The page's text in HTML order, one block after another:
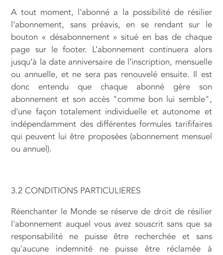
A tout moment, l'abonné a la possibilité de résilier
l’abonnement, sans préavis, en se rendant sur le
bouton « désabonnement » situé en bas de chaque
page sur le footer. L’abonnement continuera alors
jusqu’à la date anniversaire de l’inscription, mensuelle
ou annuelle, et ne sera pas renouvelé ensuite. Il est
donc entendu que chaque abonné gère son
abonnement et son accès "comme bon lui semble",
d'une façon totalement individuelle et autonome et
indépendamment des différentes formules tarififaires
qui peuvent lui être proposées (abonnement mensuel
ou annuel).
3.2 CONDITIONS PARTICULIERES
Réenchanter le Monde se réserve de droit de résilier
l'abonnement auquel vous avez souscrit sans que sa
responsabilité ne puisse être recherchée et sans
qu'aucune indemnité ne puisse être réclamée à